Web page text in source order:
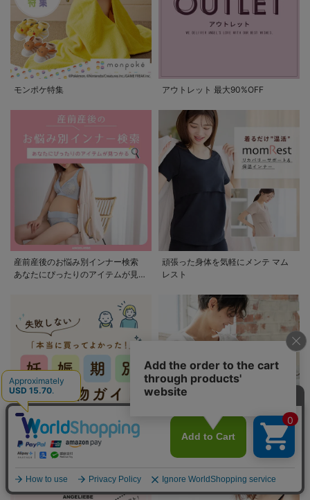
モンポケ特集 アウトレット 最大90%OFF
産前産後のお悩み別インナー検索
あなたにぴったりのアイテムが見つ
頑張った身体を気軽にメンテ マム
レスト
妊娠期別お買い物ガイド 出産に必
要なものを妊娠期別に紹介
ママとベビーのお役立ちコラム